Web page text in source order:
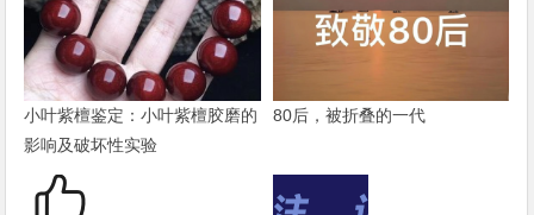
小叶紫檀鉴定：小叶紫檀胶磨的
影响及破坏性实验
80后，被折叠的一代